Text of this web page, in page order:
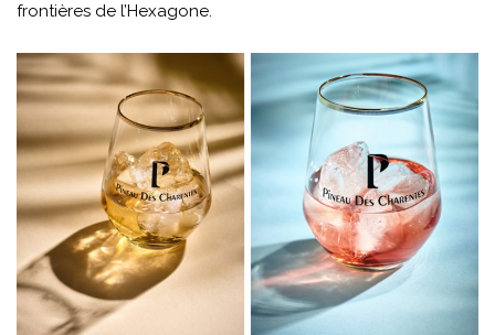
frontières de l’Hexagone.